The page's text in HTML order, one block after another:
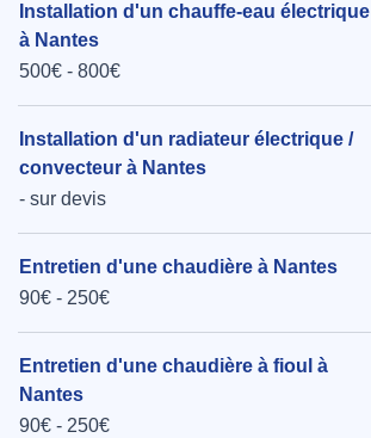
Installation d'un chauffe-eau électrique
à Nantes
500€ - 800€
Installation d'un radiateur électrique /
convecteur à Nantes
- sur devis
Entretien d'une chaudière à Nantes
90€ - 250€
Entretien d'une chaudière à fioul à
Nantes
90€ - 250€